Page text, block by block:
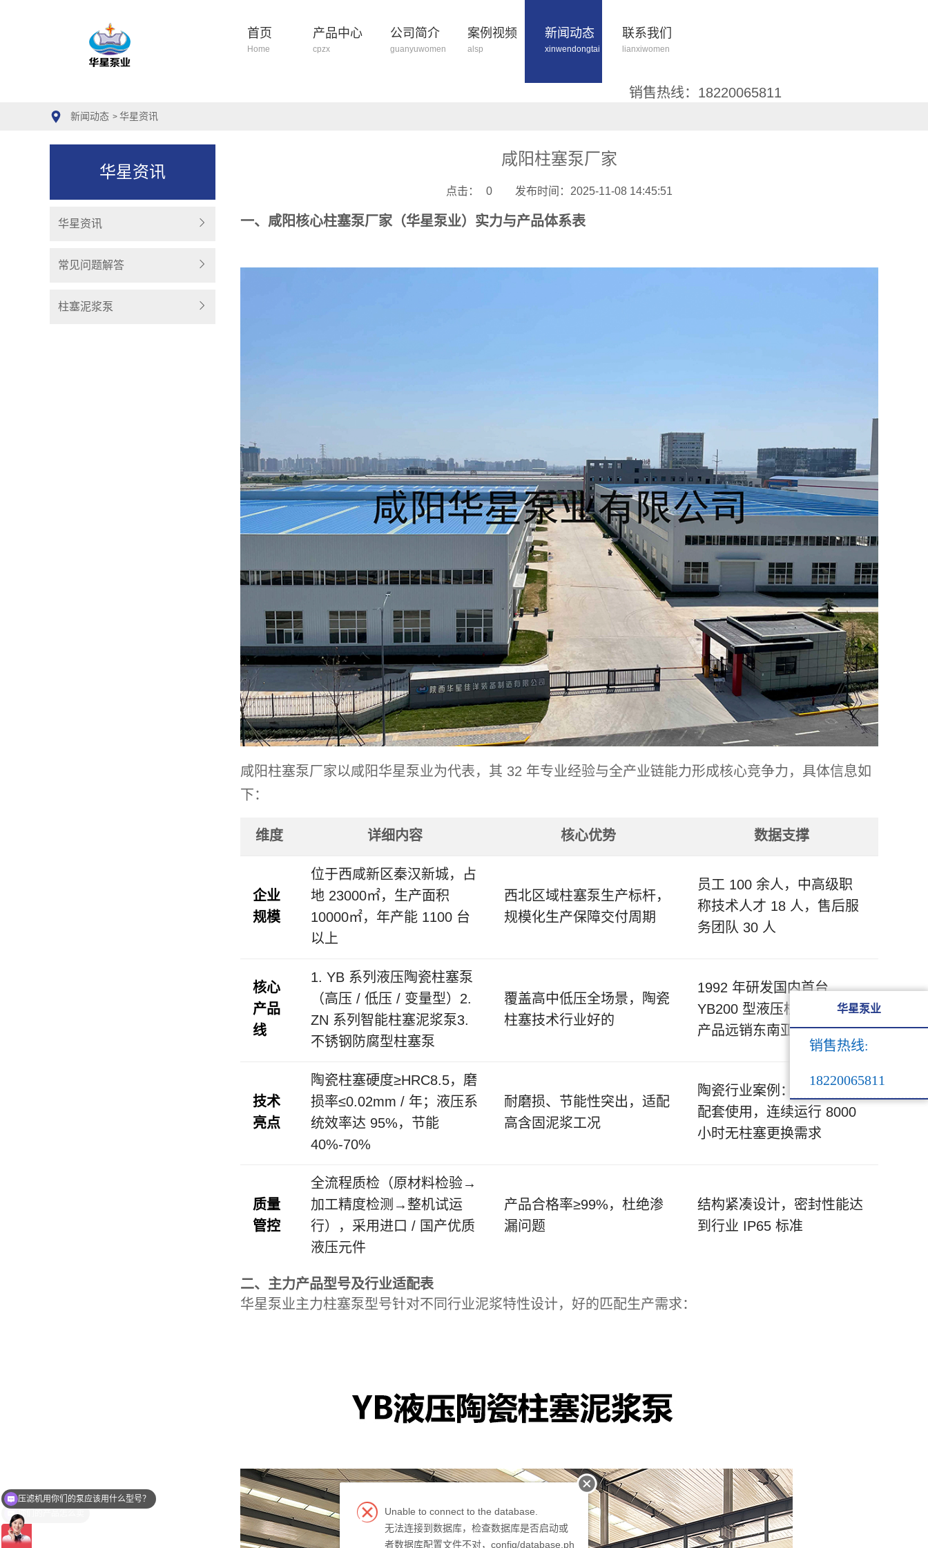
首页
Home
产品中心
cpzx
公司简介
guanyuwomen
案例视频
alsp
新闻动态
xinwendongtai
联系我们
lianxiwomen
销售热线：18220065811
新闻动态 > 华星资讯
华星资讯
华星资讯
常见问题解答
柱塞泥浆泵
咸阳柱塞泵厂家
点击： 0 发布时间：2025-11-08 14:45:51
一、咸阳核心柱塞泵厂家（华星泵业）实力与产品体系表
咸阳柱塞泵厂家以咸阳华星泵业为代表，其 32 年专业经验与全产业链能力形成核心竞争力，具体信息如
下：
维度 详细内容 核心优势 数据支撑
企业
规模
位于西咸新区秦汉新城，占
地 23000㎡，生产面积
10000㎡，年产能 1100 台
以上
西北区域柱塞泵生产标杆，
规模化生产保障交付周期
员工 100 余人，中高级职
称技术人才 18 人，售后服
务团队 30 人
核心
产品
线
1. YB 系列液压陶瓷柱塞泵
（高压 / 低压 / 变量型）2.
ZN 系列智能柱塞泥浆泵3.
不锈钢防腐型柱塞泵
覆盖高中低压全场景，陶瓷
柱塞技术行业好的
1992 年研发国内首台
YB200 型液压柱塞泵，现
产品远销东南亚、中东等地
技术
亮点
陶瓷柱塞硬度≥HRC8.5，磨
损率≤0.02mm / 年；液压系
统效率达 95%，节能
40%-70%
耐磨损、节能性突出，适配
高含固泥浆工况
陶瓷行业案例：喷雾干燥塔
配套使用，连续运行 8000
小时无柱塞更换需求
质量
管控
全流程质检（原材料检验→
加工精度检测→整机试运
行），采用进口 / 国产优质
液压元件
产品合格率≥99%，杜绝渗
漏问题
结构紧凑设计，密封性能达
到行业 IP65 标准
二、主力产品型号及行业适配表
华星泵业主力柱塞泵型号针对不同行业泥浆特性设计，好的匹配生产需求：
华星泵业
销售热线:
18220065811
华星泵业
销售热线:
18220065811
Unable to connect to the database.
无法连接到数据库，检查数据库是否启动或
者数据库配置文件不对，config/database.ph
你们的产品怎么卖